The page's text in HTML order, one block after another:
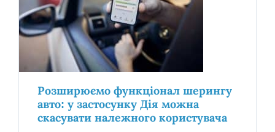
Розширюємо функціонал шерингу
авто: у застосунку Дія можна
скасувати належного користувача